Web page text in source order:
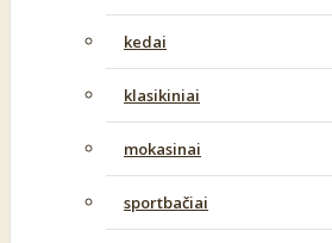
kedai
klasikiniai
mokasinai
sportbačiai